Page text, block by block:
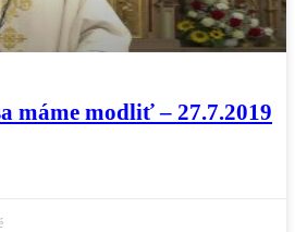
máme modliť – 27.7.2019